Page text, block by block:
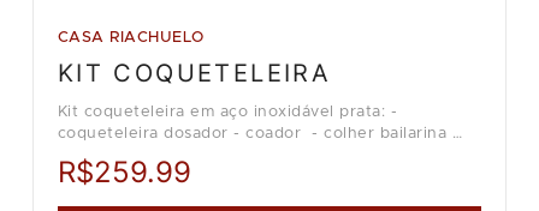
CASA RIACHUELO
KIT COQUETELEIRA
Kit coqueteleira em aço inoxidável prata: -
coqueteleira dosador - coador - colher bailarina
Loja Casa Riachuelo.
R$259.99